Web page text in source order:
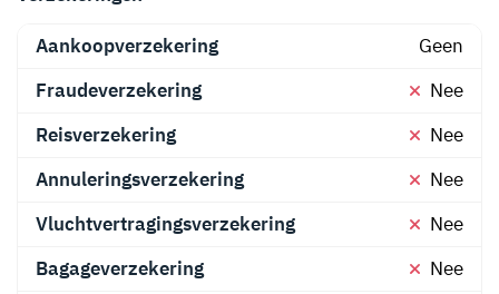
Aankoopverzekering
Geen
Fraudeverzekering
Nee
Reisverzekering
Nee
Annuleringsverzekering
Nee
Vluchtvertragingsverzekering
Nee
Bagageverzekering
Nee